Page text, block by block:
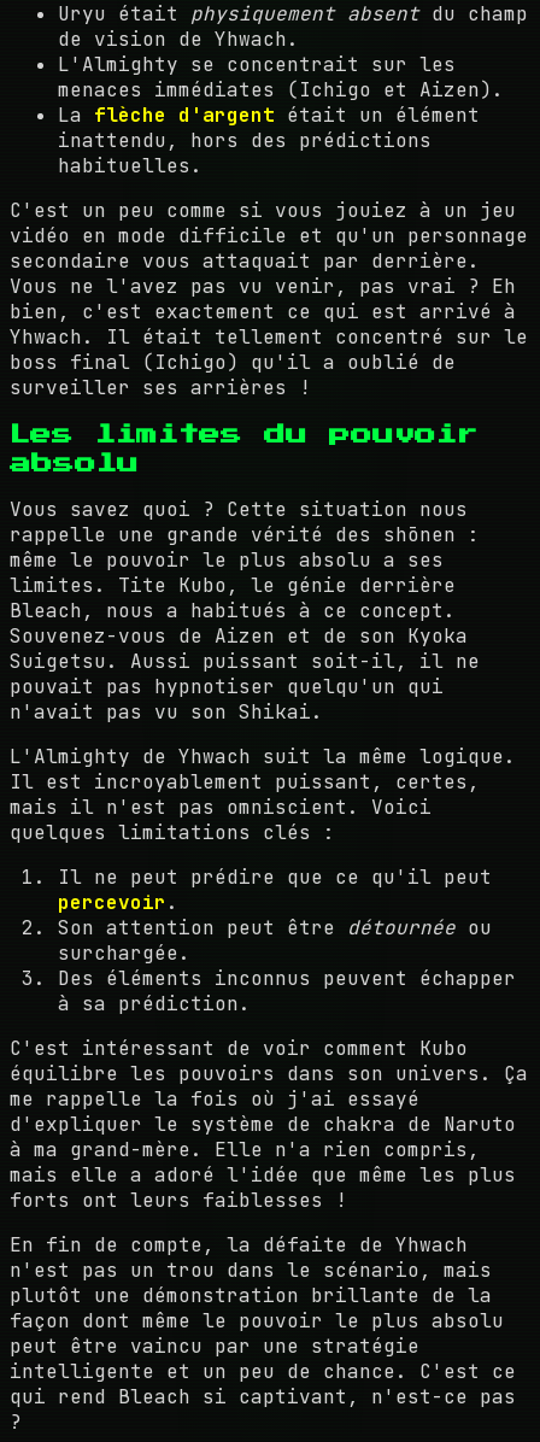
Uryu était physiquement absentdu champ
de vision de Yhwach.
L'Almighty se concentrait sur les
menaces immédiates (Ichigo et Aizen).
La flèche d'argent était un élément
inattendu, hors des prédictions
habituelles.
C'est un peu comme si vous jouiez à un jeu
vidéo en mode difficile et qu'un personnage
secondaire vous attaquait par derrière.
Vous ne l'avez pas vu venir, pas vrai ? Eh
bien, c'est exactement ce qui est arrivé à
Yhwach. Il était tellement concentré sur le
boss final (Ichigo) qu'il a oublié de
surveiller ses arrières !
Les limites du pouvoir
absolu
Vous savez quoi ? Cette situation nous
rappelle une grande vérité des shōnen :
même le pouvoir le plus absolu a ses
limites. Tite Kubo, le génie derrière
Bleach, nous a habitués à ce concept.
Souvenez-vous de Aizen et de son Kyoka
Suigetsu. Aussi puissant soit-il, il ne
pouvait pas hypnotiser quelqu'un qui
n'avait pas vu son Shikai.
L'Almighty de Yhwach suit la même logique.
Il est incroyablement puissant, certes,
mais il n'est pas omniscient. Voici
quelques limitations clés :
Il ne peut prédire que ce qu'il peut
percevoir .
Son attention peut être détournée ou
surchargée.
Des éléments inconnus peuvent échapper
à sa prédiction.
C'est intéressant de voir comment Kubo
équilibre les pouvoirs dans son univers. Ça
me rappelle la fois où j'ai essayé
d'expliquer le système de chakra de Naruto
à ma grand-mère. Elle n'a rien compris,
mais elle a adoré l'idée que même les plus
forts ont leurs faiblesses !
En fin de compte, la défaite de Yhwach
n'est pas un trou dans le scénario, mais
plutôt une démonstration brillante de la
façon dont même le pouvoir le plus absolu
peut être vaincu par une stratégie
intelligente et un peu de chance. C'est ce
qui rend Bleach si captivant, n'est-ce pas
?